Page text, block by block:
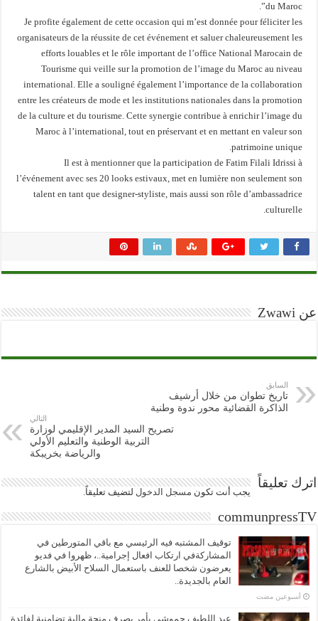
du Maroc”.
Je profite également de cette occasion qui m’est donnée pour féliciter les
organisateurs de la réussite de cet événement et saluer chaleureusement les
efforts louables et le rôle important de l’office National Marocain de
Tourisme qui veille sur la promotion de l’image du Maroc au niveau
international. Elle a souligné également l’importance de la collaboration
entre les créateurs de mode et les institutions nationales dans la promotion
de la culture et du tourisme. Cette synergie contribue à enrichir l’image du
Maroc à l’international, tout en préservant et en mettant en valeur son
patrimoine unique.
Il est à mentionner que la participation de Fatim Filali Idrissi à
l’événement avec ses 20 looks estivaux, met en lumière non seulement son
talent en tant que designer-styliste, mais aussi son rôle d’ambassadrice
culturelle.
عن Zwawi
السابق
تاريخ تطوان من خلال أرشيف
الذاكرة القضائية محور ندوة وطنية
التالي
تصريح السيد المدير الإقليمي لوزارة
التربية الوطنية والتعليم الأولي
والرياضة بخريبكة
اترك تعليقاً
يجب أنت تكون مسجل الدخول لتضيف تعليقاً.
communpressTV
توقيف المشتبه فيه الرئيسي مع باقي المتورطين في
المشاركةفي ارتكاب افعال إجرامية..، ظهروا في فديو
يعرضون شخصا للعنف باستعمال السلاح الأبيض بالشارع
العام بالجديدة..
‏أسبوعين مضت
عبد اللطيف حموشي يأمر بصرف منحة مالية تضامنية لفائدة